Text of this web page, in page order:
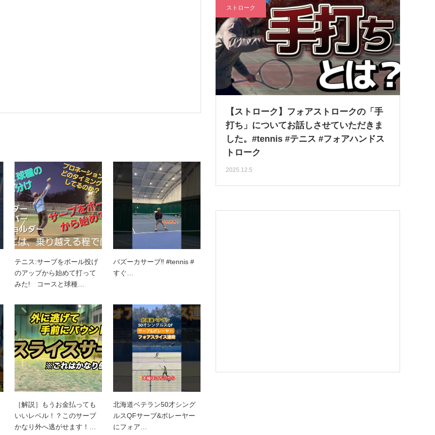
テニス:サーブをボール投げ
のアップから始めて打って
みた! コースと球種…
バズーカサーブ‼️ #tennis #
すぐ…
［解説］もうお金払っても
いいレベル！？このサーブ
かなり外へ逃がせます！…
北海道ベテラン50才シング
ルスQFサーブ&ボレーヤー
にフォア…
ストローク
【ストローク】フォアストロークの「手
打ち」についてお話しさせていただきま
した。#tennis #テニス #フォアハンドス
トローク
2025.12.5